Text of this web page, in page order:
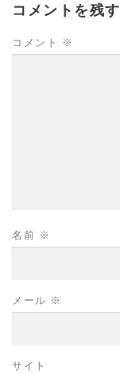
コメントを残す
コメント ※
名前 ※
メール ※
サイト